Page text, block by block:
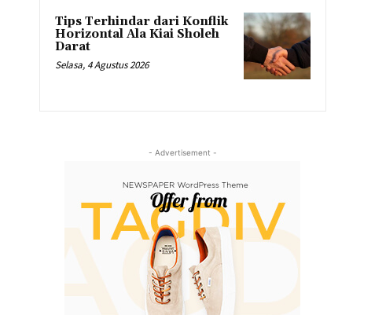
Tips Terhindar dari Konflik
Horizontal Ala Kiai Sholeh
Darat
Selasa, 4 Agustus 2026
- Advertisement -